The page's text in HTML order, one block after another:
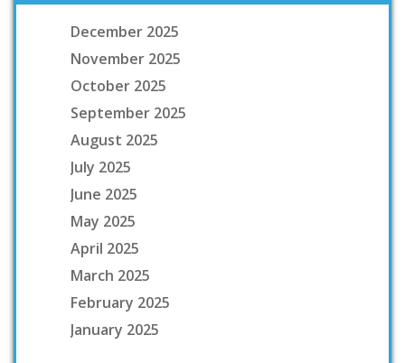
December 2025
November 2025
October 2025
September 2025
August 2025
July 2025
June 2025
May 2025
April 2025
March 2025
February 2025
January 2025